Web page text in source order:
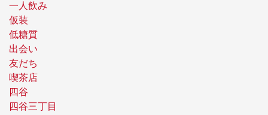
一人飲み
仮装
低糖質
出会い
友だち
喫茶店
四谷
四谷三丁目